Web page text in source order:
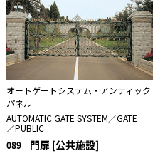
オートゲートシステム・アンティック
パネル
AUTOMATIC GATE SYSTEM／GATE
／PUBLIC
089 門扉 [公共施設]